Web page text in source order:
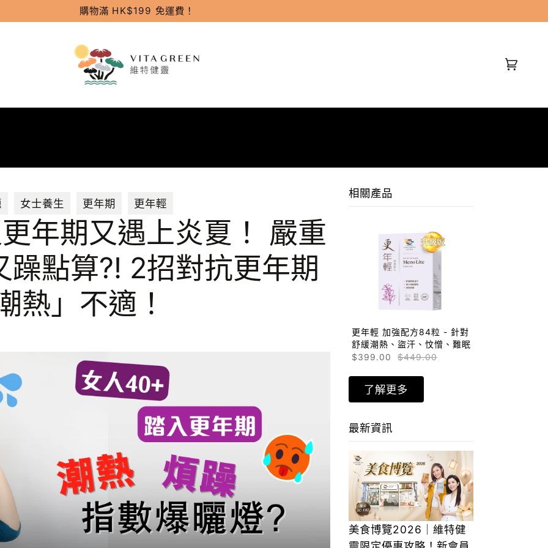
購物滿 HK$199 免運費！
女士養生 更年期 更年輕
年期又遇上炎夏！ 嚴重
躁點算?! 2招對抗更年期
熱」不適！
相關產品
更年輕 加強配方84粒 - 針對
舒緩潮熱、盜汗、忟憎、難眠
$399.00
$449.00
了解更多
最新資訊
美食博覽2026｜維特健